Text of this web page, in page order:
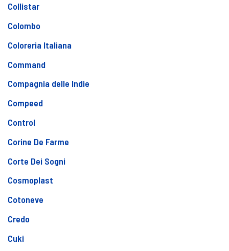
Collistar
Colombo
Coloreria Italiana
Command
Compagnia delle Indie
Compeed
Control
Corine De Farme
Corte Dei Sogni
Cosmoplast
Cotoneve
Credo
Cuki